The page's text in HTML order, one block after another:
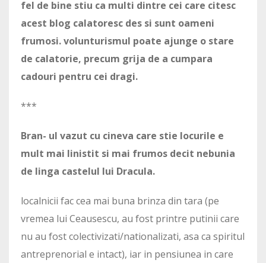
fel de bine stiu ca multi dintre cei care citesc
acest blog calatoresc des si sunt oameni
frumosi. volunturismul poate ajunge o stare
de calatorie, precum grija de a cumpara
cadouri pentru cei dragi.
***
Bran- ul vazut cu cineva care stie locurile e
mult mai linistit si mai frumos decit nebunia
de linga castelul lui Dracula.
localnicii fac cea mai buna brinza din tara (pe
vremea lui Ceausescu, au fost printre putinii care
nu au fost colectivizati/nationalizati, asa ca spiritul
antreprenorial e intact), iar in pensiunea in care